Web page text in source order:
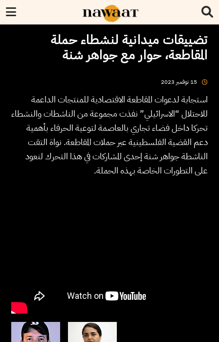
تضييقات ميدانية لنشطاء حملة
المقاطعة، حوار مع جواهر شنة
15 نوفمبر 2023
استجابة لدعوات المقاطعة الاقتصادية للمنتجات الداعمة
للاحتلال “الاسرائيلي” نفذت مجموعة من الناشطات والنشطاء
تحركا داخل فضاء تجاري بالعاصمة لتوعية الحرفاء بأهمية
دعم القضية الفلسطينية عبر حملات المقاطعة. نواة التقت
الناشطة جواهر شنة إحدى المشاركات في هذا التحرك لنعود
على التطورات الخاصة بهذه الحملة.